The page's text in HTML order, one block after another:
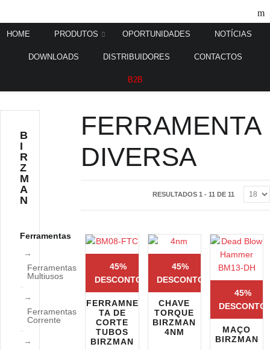
HOME PRODUTOS OPORTUNIDADES NOTÍCIAS
DOWNLOADS DISTRIBUIDORES CONTACTOS
B2B
Ferramentas Ferramenta Diversa
FERRAMENTA
DIVERSA
RESULTADOS 1 - 11 DE 11
45%
DESCONTO
FERRAMNE
TA DE
CORTE
TUBOS
BIRZMAN
45%
DESCONTO
CHAVE
TORQUE
BIRZMAN
4NM
45%
DESCONTO
MAÇO
BIRZMAN
B
I
R
Z
M
A
N
Ferramentas
Ferramentas
Multiusos
Ferramentas
Corrente